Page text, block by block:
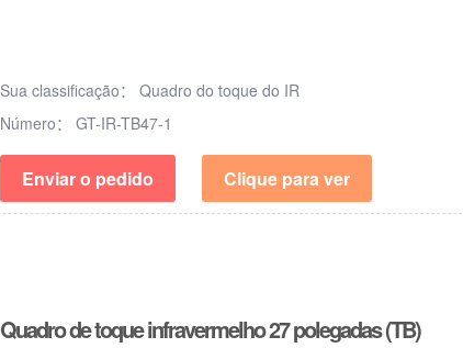
Sua classificação： Quadro do toque do IR
Número： GT-IR-TB47-1
Enviar o pedido Clique para ver
Quadro de toque infravermelho 27 polegadas (TB)